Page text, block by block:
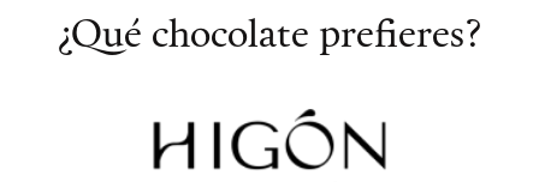
¿Qué chocolate prefieres?